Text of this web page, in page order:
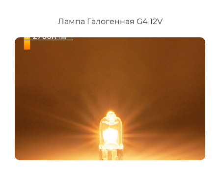
Лампа Галогенная G4 12V